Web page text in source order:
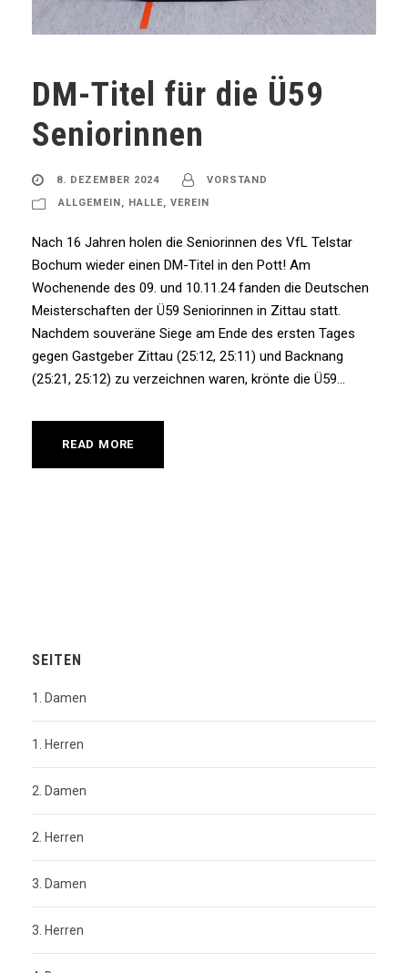
DM-Titel für die Ü59
Seniorinnen
8. DEZEMBER 2024
VORSTAND
ALLGEMEIN
HALLE VEREIN
Nach 16 Jahren holen die Seniorinnen des VfL Telstar
Bochum wieder einen DM-Titel in den Pott! Am
Wochenende des 09. und 10.11.24 fanden die Deutschen
Meisterschaften der Ü59 Seniorinnen in Zittau statt.
Nachdem souveräne Siege am Ende des ersten Tages
gegen Gastgeber Zittau (25:12, 25:11) und Backnang
(25:21, 25:12) zu verzeichnen waren, krönte die Ü59...
READ MORE
SEITEN
1. Damen
1. Herren
2. Damen
2. Herren
3. Damen
3. Herren